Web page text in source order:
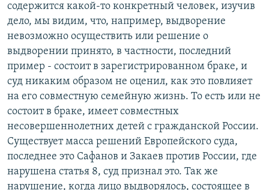
содержится какой-то конкретный человек, изучив
дело, мы видим, что, например, выдворение
невозможно осуществить или решение о
выдворении принято, в частности, последний
пример - состоит в зарегистрированном браке, и
суд никаким образом не оценил, как это повлияет
на его совместную семейную жизнь. То есть или не
состоит в браке, имеет совместных
несовершеннолетних детей с гражданской России.
Существует масса решений Европейского суда,
последнее это Сафанов и Закаев против России, где
нарушена статья 8, суд признал это. Так же
нарушение, когда лицо выдворялось, состоящее в